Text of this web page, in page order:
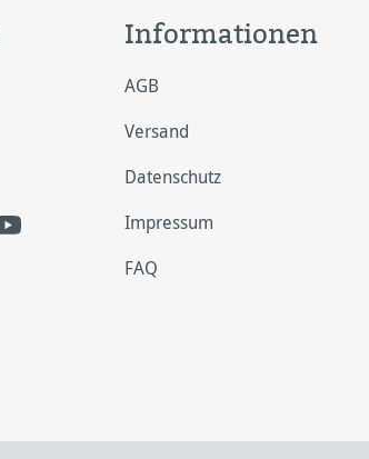
Informationen
AGB
Versand
Datenschutz
Impressum
FAQ